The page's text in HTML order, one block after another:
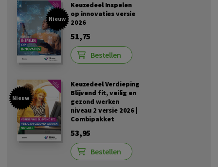
Nieuw
Keuzedeel Inspelen
op innovaties versie
2026
51,75
Bestellen
Nieuw
Keuzedeel Verdieping
Blijvend fit, veilig en
gezond werken
niveau 2 versie 2026 |
Combipakket
53,95
Bestellen